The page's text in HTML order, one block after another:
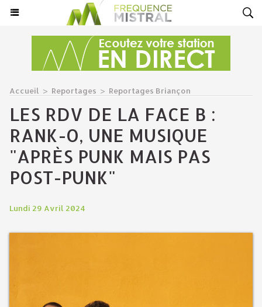
Accueil > Reportages > Reportages Briançon
LES RDV DE LA FACE B :
RANK-O, UNE MUSIQUE
"APRÈS PUNK MAIS PAS
POST-PUNK"
Lundi 29 Avril 2024